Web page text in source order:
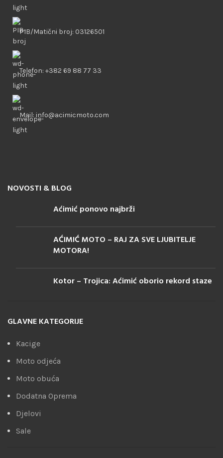
PIB/Matični broj: 03126501
Telefon: +382 69 88 77 33
Mail: info@acimicmoto.com
NOVOSTI & BLOG
Aćimić ponovo najbrži
AĆIMIĆ MOTO – RAJ ZA SVE LJUBITELJE
MOTORA!
Kotor – Trojica: Aćimić oborio rekord staze
GLAVNE KATEGORIJE
Kacige
Moto odjeća
Moto obuća
Dodatna Oprema
Djelovi
Sale